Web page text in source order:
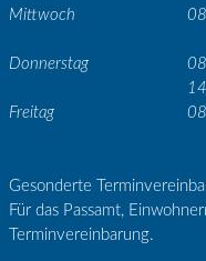
Mittwoch
Donnerstag
Freitag
Gesonderte
Für das Passamt,
Terminvereinbarung.